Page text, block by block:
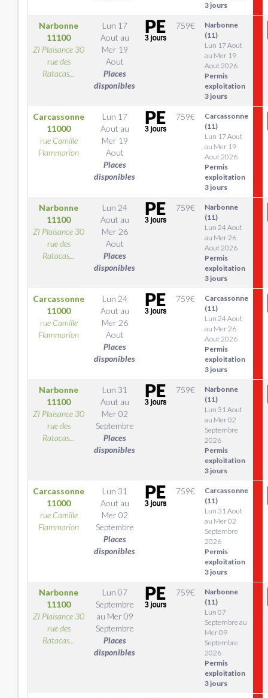
3 jours
Narbonne
11100
ZI Plaisance 30
rue des
Ratacas...
Lun 17
Aout au
Mer 19
Aout
Places
disponibles
759€
Narbonne
(11)
Lun 17 Aout
au Mer 19
Aout 2026
Permis
exploitation
3 jours
Carcassonne
11000
rue Camille
Flammarion
Lun 17
Aout au
Mer 19
Aout
Places
disponibles
759€
Carcassonne
(11)
Lun 17 Aout
au Mer 19
Aout 2026
Permis
exploitation
3 jours
Narbonne
11100
ZI Plaisance 30
rue des
Ratacas...
Lun 24
Aout au
Mer 26
Aout
Places
disponibles
759€
Narbonne
(11)
Lun 24 Aout
au Mer 26
Aout 2026
Permis
exploitation
3 jours
Carcassonne
11000
rue Camille
Flammarion
Lun 24
Aout au
Mer 26
Aout
Places
disponibles
759€
Carcassonne
(11)
Lun 24 Aout
au Mer 26
Aout 2026
Permis
exploitation
3 jours
Narbonne
11100
ZI Plaisance 30
rue des
Ratacas...
Lun 31
Aout au
Mer 02
Septembre
Places
disponibles
759€
Narbonne
(11)
Lun 31 Aout
au Mer 02
Septembre
2026
Permis
exploitation
3 jours
Carcassonne
11000
rue Camille
Flammarion
Lun 31
Aout au
Mer 02
Septembre
Places
disponibles
759€
Carcassonne
(11)
Lun 31 Aout
au Mer 02
Septembre
2026
Permis
exploitation
3 jours
Narbonne
11100
ZI Plaisance 30
rue des
Ratacas...
Lun 07
Septembre
au Mer 09
Septembre
Places
disponibles
759€
Narbonne
(11)
Lun 07
Septembre au
Mer 09
Septembre
2026
Permis
exploitation
3 jours